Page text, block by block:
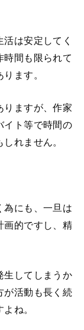
は安定してく
時間も限られて
ます。
りますが、作家
イト等で時間の
れません。
為にも、一旦は
画的ですし、精
生してしまうか
が活動も長く続
ね。